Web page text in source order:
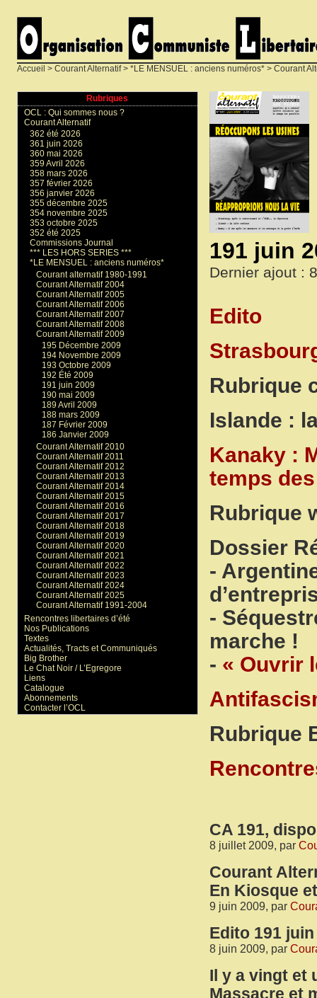
Accueil > Courant Alternatif> *LE MENSUEL : anciens numéros* > Courant
191 juin
Dernier ajout :
Edito
Rubrique
Islande :
Kanaky :
temps
Rubrique
Dossier
-
-
marche !
- « Ouvrir
Rubrique
CA 191,
8 juillet 2009, par
Courant
En Kiosque
9 juin 2009, par
Edito 191 juin
8 juin 2009, par
Il y a vingt et
Massacre et
Rubriques
OCL : Qui sommes nous ?
Courant Alternatif
362 été 2026
361 juin 2026
360 mai 2026
359 Avril 2026
358 mars 2026
357 février 2026
356 janvier 2026
355 décembre 2025
354 novembre 2025
353 octobre 2025
352 été 2025
Commissions Journal
*** LES HORS SERIES ***
*LE MENSUEL : anciens numéros*
Courant alternatif 1980-1991
Courant Alternatif 2004
Courant Alternatif 2005
Courant Alternatif 2006
Courant Alternatif 2007
Courant Alternatif 2008
Courant Alternatif 2009
195 Décembre 2009
194 Novembre 2009
193 Octobre 2009
192 Été 2009
191 juin 2009
190 mai 2009
189 Avril 2009
188 mars 2009
187 Février 2009
186 Janvier 2009
Courant Alternatif 2010
Courant Alternatif 2011
Courant Alternatif 2012
Courant Alternatif 2013
Courant Alternatif 2014
Courant Alternatif 2015
Courant Alternatif 2016
Courant Alternatif 2017
Courant Alternatif 2018
Courant Alternatif 2019
Courant Alternatif 2020
Courant Alternatif 2021
Courant Alternatif 2022
Courant Alternatif 2023
Courant Alternatif 2024
Courant Alternatif 2025
Courant Alternatif 1991-2004
Rencontres libertaires d’été
Nos Publications
Textes
Actualités, Tracts et Communiqués
Big Brother
Le Chat Noir / L’Egregore
Liens
Catalogue
Abonnements
Contacter l’OCL